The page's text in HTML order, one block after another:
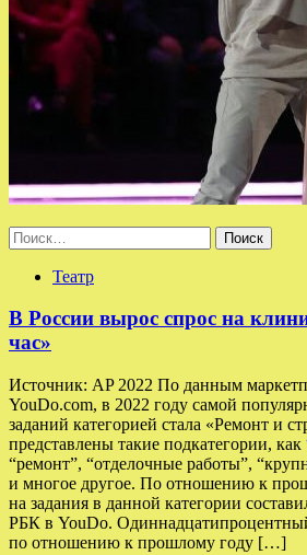
Найти:
Театр
В России вырос спрос на
час»
Источник: AP 2022 По данным
YouDo.com, в 2022 году самой
заданий категорией стала «Ремонт и
представлены такие подкатегории, как
“ремонт”, “отделочные работы”,
и многое другое. По отношению к
на задания в данной категории
РБК в YouDo.
по отношению к прошлому году […]